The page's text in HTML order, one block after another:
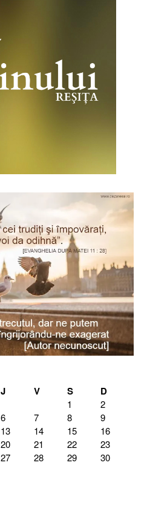
J V S D
1
2
6 7 8
9
13 14 15
16
20 21 22
23
27 28 29
30